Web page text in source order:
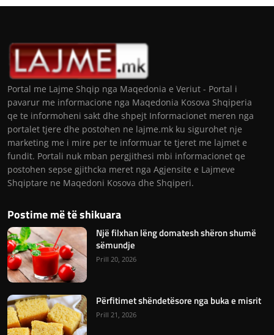
Portal me Lajme Shqip nga Maqedonia e Veriut - Portal i
pavarur me informacione nga Maqedonia Kosova Shqiperia
qe te informoheni sakt dhe shpejt Informacionet meren nga
portalet tjere dhe postohen ne lajme.mk ku sigurohet nje
marketing me i mire per te informuar te tjeret me lajmet e
fundit. Portali nuk mban pergjithesi mbi informacionet qe
postohen sepse gjithcka meret nga Agjensite e Lajmeve
Shqiptare ne Maqedoni Kosova dhe Shqiperi.
Postime më të shikuara
Një filxhan lëng domatesh shëron shumë
sëmundje
Prill 20, 2026
Përfitimet shëndetësore nga buka e misrit
Prill 21, 2026